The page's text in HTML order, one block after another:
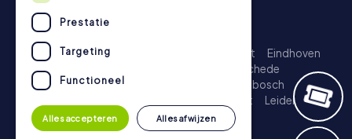
Escape Game
Amsterdam Rotterdam Utrecht
Eindhoven
Groningen
Enschede
Haarlem
Arnhem Amersfoort
's-Hertogenbosch
Maastricht
Leiden
Dordrecht
Prestatie
Targeting
Functioneel
Alles accepteren Alles afwijzen